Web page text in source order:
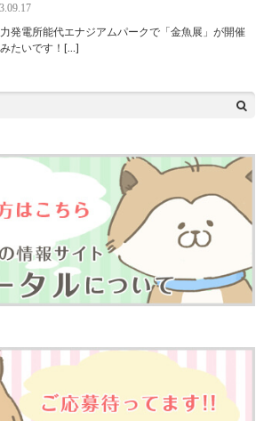
発電所能代エナジアムパークで「金魚展」が開催
たいです！[…]